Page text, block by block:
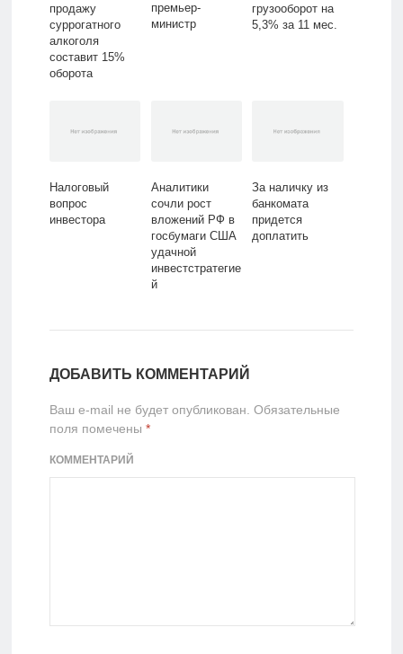
продажу
суррогатного
алкоголя
составит 15%
оборота
премьер-
министр
грузооборот на
5,3% за 11 мес.
Налоговый
вопрос
инвестора
Аналитики
сочли рост
вложений РФ в
госбумаги США
удачной
инвестстратегие
й
За наличку из
банкомата
придется
доплатить
ДОБАВИТЬ КОММЕНТАРИЙ
Ваш e-mail не будет опубликован. Обязательные
поля помечены *
КОММЕНТАРИЙ